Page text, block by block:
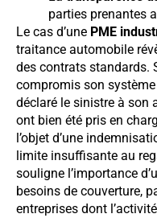
parties prenantes
Le cas d’une PME
traitance automobile
des contrats standards.
compromis son système
déclaré le sinistre à son
ont bien été pris en
l’objet d’une
limite insuffisante au
souligne l’importance
besoins de couverture,
entreprises dont